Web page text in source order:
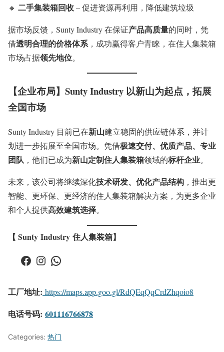
🔸 二手集装箱回收– 促进资源再利用，降低建筑垃圾
据市场反馈，Sunty Industry 在保证产品高质量的同时，凭
借透明合理的价格体系，成功赢得客户青睐，在住人集装箱
市场占据领先地位。
【企业布局】Sunty Industry 以新山为起点，拓展
全国市场
Sunty Industry 目前已在新山建立稳固的供应链体系，并计
划进一步拓展至全国市场。凭借极速交付、优质产品、专业
团队 ，他们已成为新山定制住人集装箱领域的标杆企业。
未来，该公司将继续深化技术研发、优化产品结构 ，推出更
智能、更环保、更经济的住人集装箱解决方案，为更多企业
和个人提供高效建筑选择。
【 Sunty Industry 住人集装箱】
Facebook Instagram WhatsApp
工厂地址: https://maps.app.goo.gl/RdQEqQqCrdZhqoio8
电话号码: 601116766878
Categories: 热门